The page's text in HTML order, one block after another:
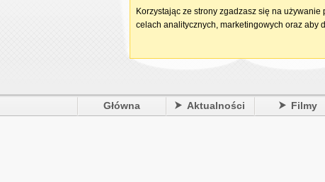
Główna Aktualności Filmy
Korzystając ze strony zgadzasz się na
celach analitycznych, marketingowych oraz aby